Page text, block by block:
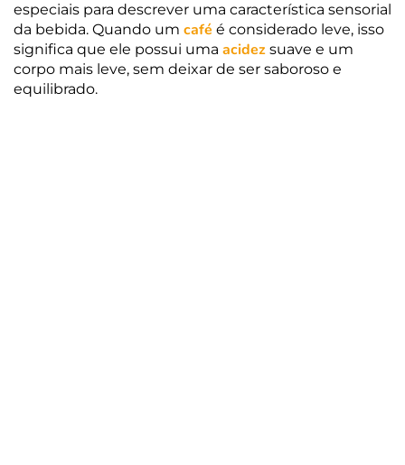
especiais para descrever uma característica sensorial
da bebida. Quando um café é considerado leve, isso
significa que ele possui uma acidez suave e um
corpo mais leve, sem deixar de ser saboroso e
equilibrado.